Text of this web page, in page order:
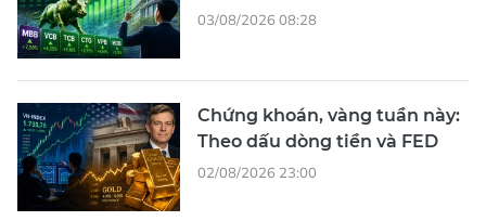
03/08/2026 08:28
Chứng khoán, vàng tuần này:
Theo dấu dòng tiền và FED
02/08/2026 23:00